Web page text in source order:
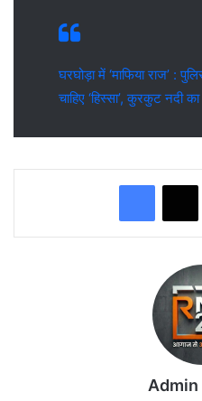
घरघोड़ा में ‘माफिया राज’ :
चाहिए ‘हिस्सा’, कुरकुट नदी
Admin